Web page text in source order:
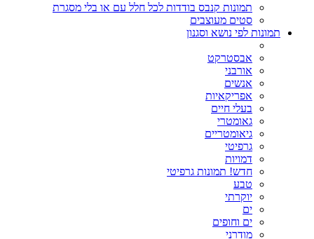
תמונות קנבס בודדות לכל חלל עם או בלי מסגרת
סטים מעוצבים
תמונות לפי נושא וסגנון
אבסטרקט
אורבני
אנשים
אפריקאיות
בעלי חיים
גאומטרי
גיאומטריים
גרפיטי
דמויות
חדש! תמונות גרפיטי
טבע
יוקרתי
ים
ים וחופים
מודרני